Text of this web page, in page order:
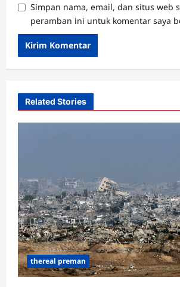
Simpan nama, email, dan situs web
peramban ini untuk komentar saya
Related Stories
thereal preman